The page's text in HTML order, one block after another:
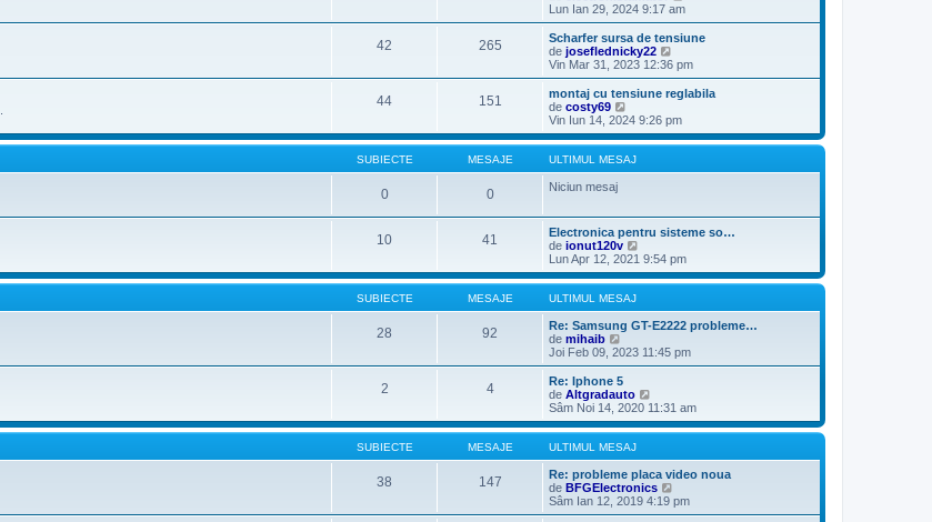
a
j
e
a
j
l
m
u
l
e
s
a
j
e
z
i
l
i
m
m
Lun Ian 29, 2024 9:17 am
42 265
Scharfer sursa de tensiune
de joseflednicky22
e
z
i
u
l
i
u
s
a
Vin Mar 31, 2023 12:36 pm
44 151
montaj cu tensiune reglabila
de costy69
e
z
i
u
l
l
m
e
s
a
j
Vin Iun 14, 2024 9:26 pm
SUBIECTE MESAJE ULTIMUL MESAJ
0 0 Niciun mesaj
10 41
Electronica pentru sisteme so…
de ionut120v
e
z
i
l
t
m
u
m
e
a
Lun Apr 12, 2021 9:54 pm
SUBIECTE MESAJE ULTIMUL MESAJ
28 92
Re: Samsung GT-E2222 probleme…
de mihaib
e
z
i
u
l
i
m
u
l
m
e
Joi Feb 09, 2023 11:45 pm
2 4
Re: Iphone 5
de Altgradauto
e
z
i
l
t
i
m
u
Sâm Noi 14, 2020 11:31 am
SUBIECTE MESAJE ULTIMUL MESAJ
38 147
Re: probleme placa video noua
de BFGElectronics
e
z
Sâm Ian 12, 2019 4:19 pm